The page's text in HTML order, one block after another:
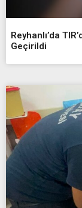
Reyhanlı’da
Geçirildi